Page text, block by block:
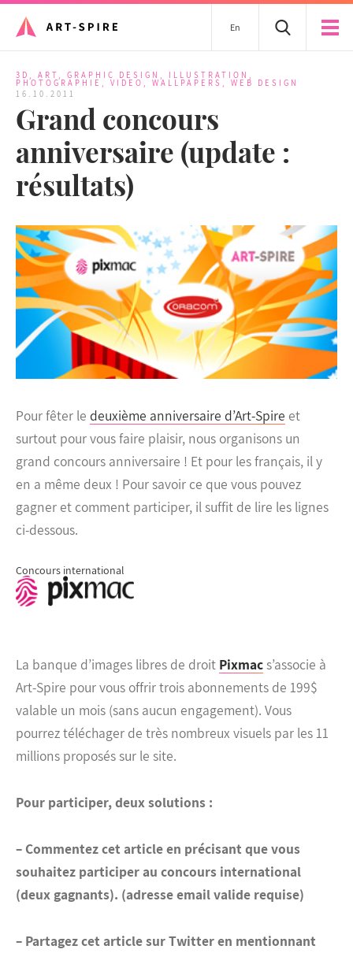
En
3D , ART , GRAPHIC DESIGN , ILLUSTRATION ,
PHOTOGRAPHIE , VIDEO , WALLPAPERS , WEB DESIGN
16.10.2011
Grand concours
anniversaire (update :
résultats)
Pour fêter le deuxième anniversaire d’Art-Spire et
surtout pour vous faire plaisir, nous organisons un
grand concours anniversaire ! Et pour les français, il y
en a même deux ! Pour savoir ce que vous pouvez
gagner et comment participer, il suffit de lire les lignes
ci-dessous.
Concours international
La banque d’images libres de droit Pixmacs’associe à
Art-Spire pour vous offrir trois abonnements de 199$
valable un mois (sans aucun engagement). Vous
pourrez téléchager de très nombreux visuels par les 11
millions proposés sur le site.
Pour participer, deux solutions :
– Commentez cet article en précisant que vous
souhaitez participer au concours international
(deux gagnants). (adresse email valide requise)
– Partagez cet article sur Twitter en mentionnant